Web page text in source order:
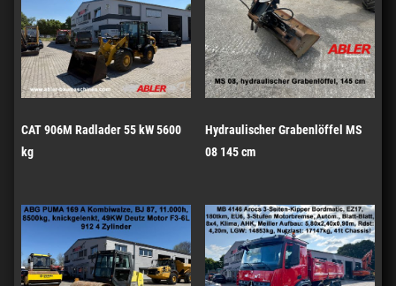
CAT 906M Radlader 55 kW 5600
kg
Hydraulischer Grabenlöffel MS
08 145 cm